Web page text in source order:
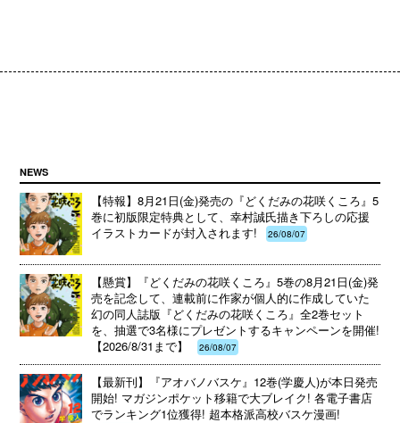
NEWS
【特報】8月21日(金)発売の『どくだみの花咲くころ』5
巻に初版限定特典として、幸村誠氏描き下ろしの応援
イラストカードが封入されます!
26/08/07
【懸賞】『どくだみの花咲くころ』5巻の8月21日(金)発
売を記念して、連載前に作家が個人的に作成していた
幻の同人誌版『どくだみの花咲くころ』全2巻セット
を、抽選で3名様にプレゼントするキャンペーンを開催!
【2026/8/31まで】
26/08/07
【最新刊】『アオバノバスケ』12巻(学慶人)が本日発売
開始! マガジンポケット移籍で大ブレイク! 各電子書店
でランキング1位獲得! 超本格派高校バスケ漫画!